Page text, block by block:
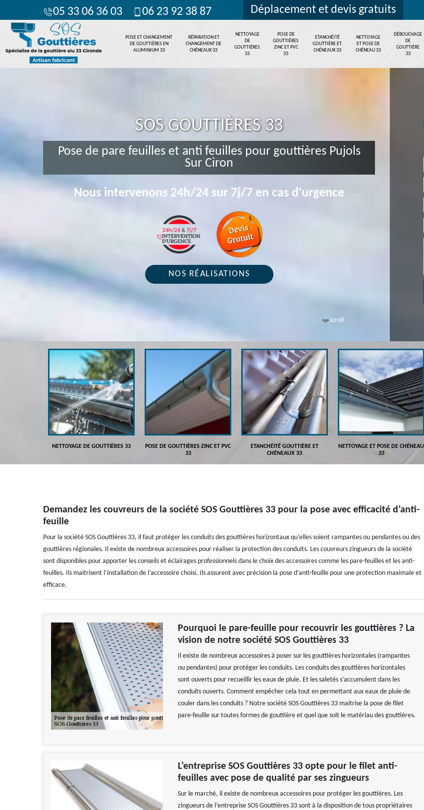
05 33 06 36 03 06 23 92 38 87 Déplacement et devis gratuits
POSE ET CHANGEMENT
DE GOUTTIÈRES EN
ALUMINIUM 33
RÉPARATION ET
CHANGEMENT DE
CHÉNEAUX 33
NETTOYAGE
DE
GOUTTIÈRES
33
POSE DE
GOUTTIÈRES
ZINC ET PVC
33
ETANCHÉITÉ
GOUTTIÈRE ET
CHÉNEAUX 33
NETTOYAGE
ET POSE DE
CHÉNEAU 33
DÉBOUCHAGE
DE
GOUTTIÈRE
33
scroll
SOS GOUTTIÈRES 33
Pose de pare feuilles et anti feuilles pour gouttières Pujols
Sur Ciron
Nous intervenons 24h/24 sur 7j/7 en cas d'urgence
NOS RÉALISATIONS
NETTOYAGE DE GOUTTIÈRES 33
POSE DE GOUTTIÈRES ZINC ET PVC
33
ETANCHÉITÉ GOUTTIÈRE ET
CHÉNEAUX 33
NETTOYAGE ET POSE DE CHÉNEAU
33
Demandez les couvreurs de la société SOS Gouttières 33 pour la pose avec efficacité d’anti-
feuille
Pour la société SOS Gouttières 33, il faut protéger les conduits des gouttières horizontaux qu’elles soient rampantes ou pendantes ou des
gouttières régionales. Il existe de nombreux accessoires pour réaliser la protection des conduits. Les couvreurs zingueurs de la société
sont disponibles pour apporter les conseils et éclairages professionnels dans le choix des accessoires comme les pare-feuilles et les anti-
feuilles. Ils maitrisent l’installation de l’accessoire choisi. Ils assurent avec précision la pose d’anti-feuille pour une protection maximale et
efficace.
Pourquoi le pare-feuille pour recouvrir les gouttières ? La
vision de notre société SOS Gouttières 33
Il existe de nombreux accessoires à poser sur les gouttières horizontales (rampantes
ou pendantes) pour protéger les conduits. Les conduits des gouttières horizontales
sont ouverts pour recueillir les eaux de pluie. Et les saletés s’accumulent dans les
conduits ouverts. Comment empêcher cela tout en permettant aux eaux de pluie de
couler dans les conduits ? Notre société SOS Gouttières 33 maitrise la pose de filet
pare-feuille sur toutes formes de gouttière et quel que soit le matériau des gouttières.
L’entreprise SOS Gouttières 33 opte pour le filet anti-
feuilles avec pose de qualité par ses zingueurs
Sur le marché, il existe de nombreux accessoires pour protéger les gouttières. Les
zingueurs de l’entreprise SOS Gouttières 33 sont à la disposition de tous propriétaires